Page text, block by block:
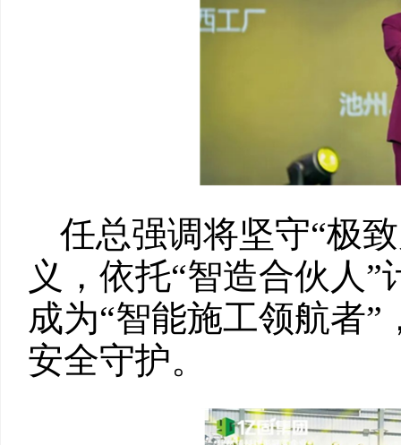
任总强调将坚守“极
义，依托“智造合伙人
成为“智能施工领航者”
安全守护。